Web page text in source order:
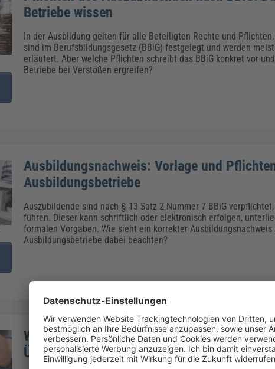
Betriebe wissen
In der Ausbildung gelten für alle Beteiligten Rechte und
sind im Berufsbildungsgesetz (BBiG) festgelegt und werden
erläutert. Aber welche Pflichten schreibt das BBiG konkret vor
Betriebe bei Verstößen ergreifen?
Ausbildungsnachweis: Vorlage und
Ausbildungsbetriebe
Auszubildende sind nach § 13 Satz 2 Nummer 7 BBiG
führen. Dieser kann schriftlich oder elektronisch erfolgen,
formalen Vorgaben. Wie sieht ein korrekter
Ausbildungsbetriebe dabei beachten?
Welches Mitbestimmungsrecht hat der
Übersicht zu Einstellung, Arbeitszeit und